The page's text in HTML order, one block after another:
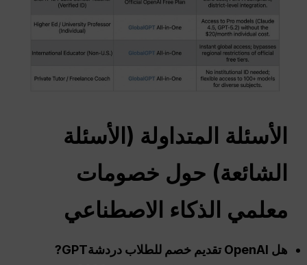
الأسئلة المتداولة ( الأسئلة
الشائعة) حول خصومات
معلمي الذكاء الاصطناعي
هل OpenAI تقديم خصم للطلابدردشةGPT
?